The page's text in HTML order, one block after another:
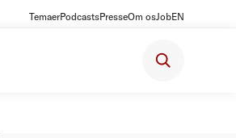
TemaerPodcastsPresseOm osJobEN